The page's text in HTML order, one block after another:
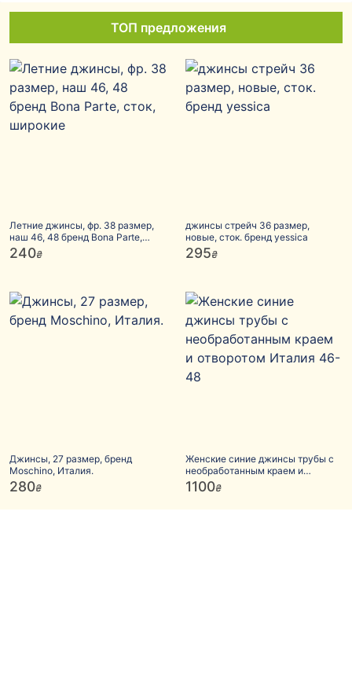
ТОП предложения
Летние джинсы, фр. 38 размер,
наш 46, 48 бренд Bona Parte,
сток, широкие
240₴
джинсы стрейч 36 размер,
новые, сток. бренд yessica
295₴
Джинсы, 27 размер, бренд
Moschino, Италия.
280₴
Женские синие джинсы трубы с
необработанным краем и
отворотом Италия 46-48
1100₴